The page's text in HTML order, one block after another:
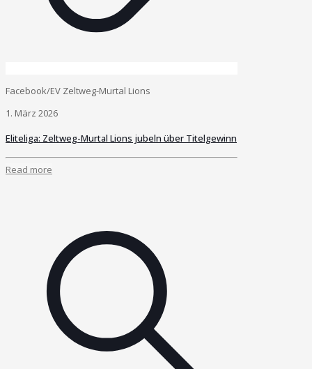
Facebook/EV Zeltweg-Murtal Lions
1. März 2026
Eliteliga: Zeltweg-Murtal Lions jubeln über Titelgewinn
Read more